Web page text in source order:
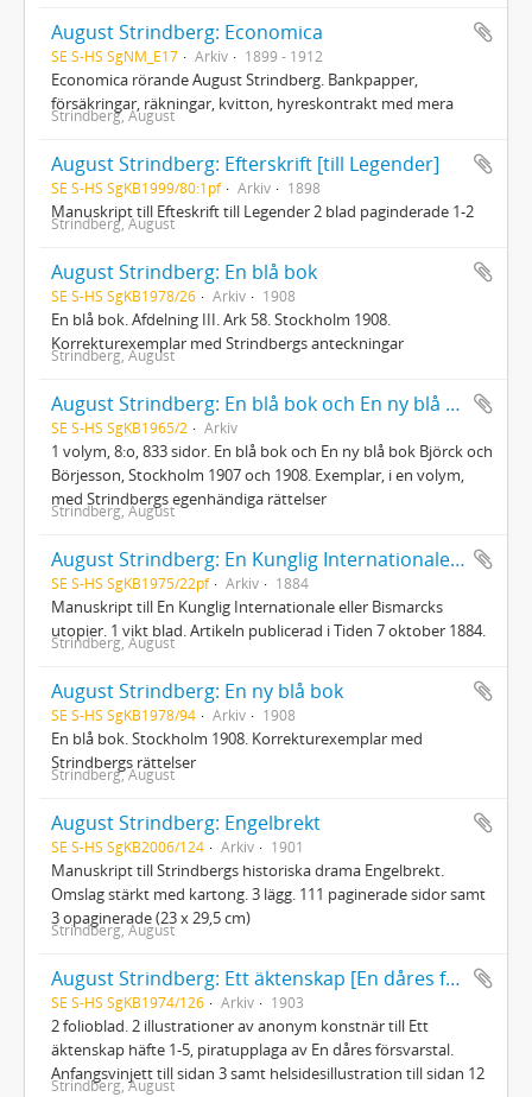
August Strindberg: Economica
SE S-HS SgNM_E17 Arkiv 1899 - 1912
Economica rörande August Strindberg. Bankpapper,
försäkringar, räkningar, kvitton, hyreskontrakt med mera
Strindberg, August
August Strindberg: Efterskrift [till Legender]
SE S-HS SgKB1999/80:1pf Arkiv 1898
Manuskript till Efteskrift till Legender 2 blad paginderade 1-2
Strindberg, August
August Strindberg: En blå bok
SE S-HS SgKB1978/26 Arkiv 1908
En blå bok. Afdelning III. Ark 58. Stockholm 1908.
Korrekturexemplar med Strindbergs anteckningar
Strindberg, August
August Strindberg: En blå bok och En ny blå bok
SE S-HS SgKB1965/2 Arkiv
1 volym, 8:o, 833 sidor. En blå bok och En ny blå bok Björck och
Börjesson, Stockholm 1907 och 1908. Exemplar, i en volym,
med Strindbergs egenhändiga rättelser
Strindberg, August
August Strindberg: En Kunglig Internationale eller Bismarcks utopier
SE S-HS SgKB1975/22pf Arkiv 1884
Manuskript till En Kunglig Internationale eller Bismarcks
utopier. 1 vikt blad. Artikeln publicerad i Tiden 7 oktober 1884.
Strindberg, August
August Strindberg: En ny blå bok
SE S-HS SgKB1978/94 Arkiv 1908
En blå bok. Stockholm 1908. Korrekturexemplar med
Strindbergs rättelser
Strindberg, August
August Strindberg: Engelbrekt
SE S-HS SgKB2006/124 Arkiv 1901
Manuskript till Strindbergs historiska drama Engelbrekt.
Omslag stärkt med kartong. 3 lägg. 111 paginerade sidor samt
3 opaginerade (23 x 29,5 cm)
Strindberg, August
August Strindberg: Ett äktenskap [En dåres försvarstal]
SE S-HS SgKB1974/126 Arkiv 1903
2 folioblad. 2 illustrationer av anonym konstnär till Ett
äktenskap häfte 1-5, piratupplaga av En dåres försvarstal.
Anfangsvinjett till sidan 3 samt helsidesillustration till sidan 12
Strindberg, August